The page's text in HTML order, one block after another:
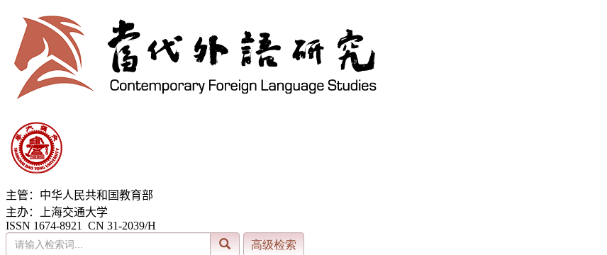
主管：中华人民共和国教育部
主办：上海交通大学
ISSN 1674-8921 CN 31-2039/H